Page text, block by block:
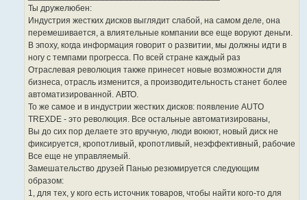
Ты дружелюбен:
Индустрия жестких дисков выглядит слабой, на самом деле, она
перемешивается, а влиятельные компании все еще воруют деньги.
В эпоху, когда информация говорит о развитии, мы должны идти в
ногу с темпами прогресса. По всей стране каждый раз
Отраслевая революция также принесет новые возможности для
бизнеса, отрасль изменится, а производительность станет более
автоматизированной. АВТО.
То же самое и в индустрии жестких дисков: появление AUTO
TREXDE - это революция. Все остальные автоматизированы,
Вы до сих пор делаете это вручную, люди воюют, новый диск не
фиксируется, кропотливый, кропотливый, неэффективный, рабочие
Все еще не управляемый.
Замешательство друзей Панью резюмируется следующим
образом:
1, для тех, у кого есть источник товаров, чтобы найти кого-то для